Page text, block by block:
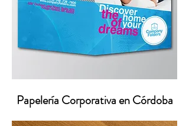
Papelería Corporativa en Córdoba